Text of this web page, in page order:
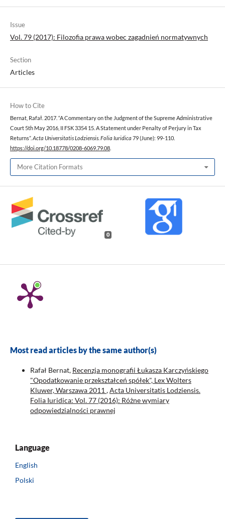
Issue
Vol. 79 (2017): Filozofia prawa wobec zagadnień normatywnych
Section
Articles
How to Cite
Bernat, Rafał. 2017. “A Commentary on the Judgment of the Supreme Administrative
Court 5th May 2016, II FSK 3354 15. A Statement under Penalty of Perjury in Tax
Returns”. Acta Universitatis Lodziensis. Folia Iuridica 79 (June): 99-110.
https://doi.org/10.18778/0208-6069.79.08
More Citation Formats
0
Most read articles by the same author(s)
Rafał Bernat, Recenzja monografii Łukasza Karczyńskiego
"Opodatkowanie przekształceń spółek", Lex Wolters
Kluwer, Warszawa 2011 ,Acta Universitatis Lodziensis.
Folia Iuridica: Vol. 77 (2016): Różne wymiary
odpowiedzialności prawnej
Language
English
Polski